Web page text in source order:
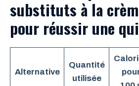
substituts à la
pour réussir une
Alternative
Quantité
utilisée